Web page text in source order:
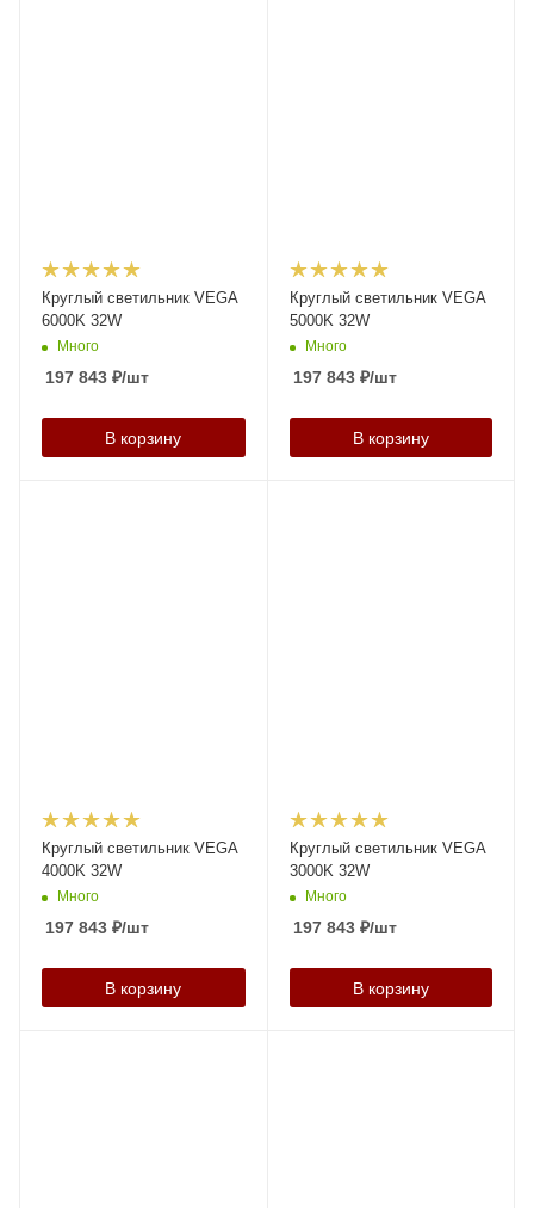
Круглый светильник VEGA
6000K 32W
Много
197 843 ₽/шт
В корзину
Круглый светильник VEGA
5000K 32W
Много
197 843₽/шт
В корзину
Круглый светильник VEGA
4000K 32W
Много
197 843 ₽/шт
В корзину
Круглый светильник VEGA
3000K 32W
Много
197 843₽/шт
В корзину